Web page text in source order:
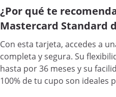
¿Por qué te
Mastercard Standard
Con esta tarjeta, accedes a
completa y segura. Su
hasta por 36 meses y su
100% de tu cupo son ideales